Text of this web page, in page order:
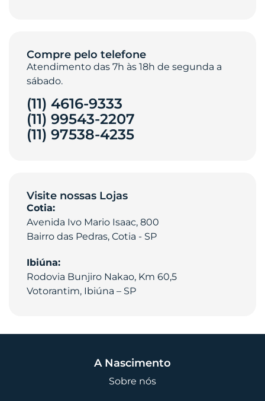
Compre pelo telefone
Atendimento das 7h às 18h de segunda a
sábado.
(11) 4616-9333
(11) 99543-2207
(11) 97538-4235‎
Visite nossas Lojas
Cotia:
Avenida Ivo Mario Isaac, 800
Bairro das Pedras, Cotia - SP
Ibiúna:
Rodovia Bunjiro Nakao, Km 60,5
Votorantim, Ibiúna – SP
A Nascimento
Sobre nós